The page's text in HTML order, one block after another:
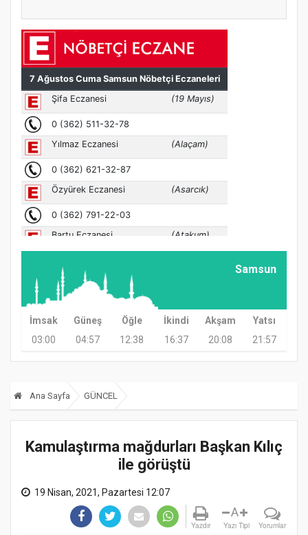
Samsun
İmsak Güneş Öğle İkindi Akşam
Yatsı
03:00
04:57 12:38 16:37 20:08 21:57
Ana Sayfa GÜNCEL
Kamulaştırma mağdurları Başkan Kılıç
ile görüştü
19 Nisan, 2021, Pazartesi 12:07
Yazdır
A
Yazı Tipi Yorumlar